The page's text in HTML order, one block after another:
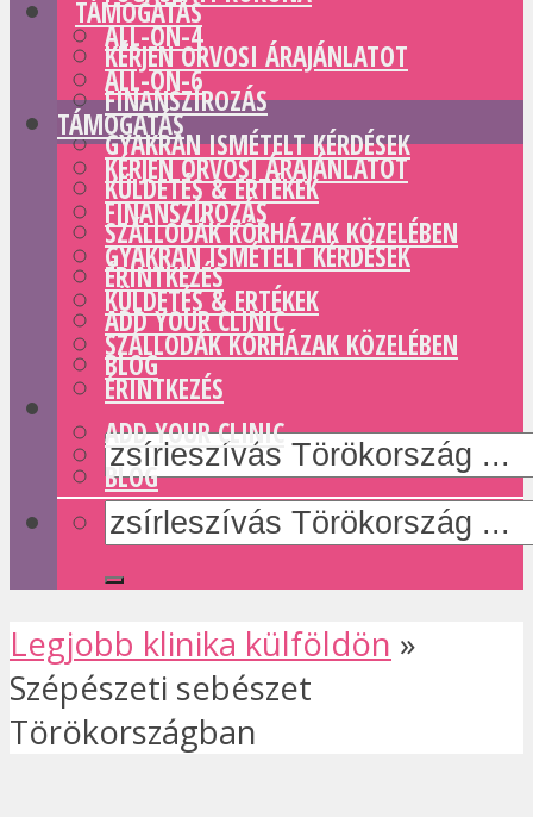
TÁMOGATÁS
KÉRJEN ORVOSI ÁRAJÁNLATOT
FINANSZÍROZÁS
GYAKRAN ISMÉTELT KÉRDÉSEK
KÜLDETÉS & ERTÉKEK
SZÁLLODÁK KÓRHÁZAK KÖZELÉBEN
ÉRINTKEZÉS
ADD YOUR CLINIC
BLOG
ALL-ON-4
ALL-ON-6
TÁMOGATÁS
KÉRJEN ORVOSI ÁRAJÁNLATOT
FINANSZÍROZÁS
GYAKRAN ISMÉTELT KÉRDÉSEK
KÜLDETÉS & ERTÉKEK
SZÁLLODÁK KÓRHÁZAK KÖZELÉBEN
ÉRINTKEZÉS
ADD YOUR CLINIC
BLOG
Legjobb klinika külföldön »
Szépészeti sebészet
Törökországban